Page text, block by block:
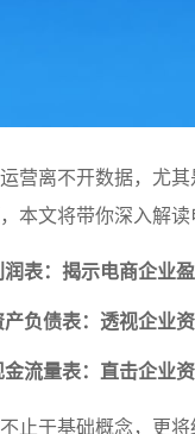
营离不开数据，尤
本文将带你深入解
表：揭示电商企业
产负债表：透视企业
流量表：直击企业
止于基础概念，更